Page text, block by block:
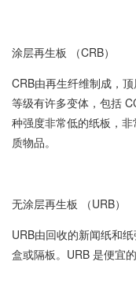
涂层再生板 （CRB）
CRB由再生纤维制成，
等级有许多变体，包括
种强度非常低的纸板，
质物品。
无涂层再生板 （URB）
URB由回收的新闻纸和
盒或隔板。URB 是便宜